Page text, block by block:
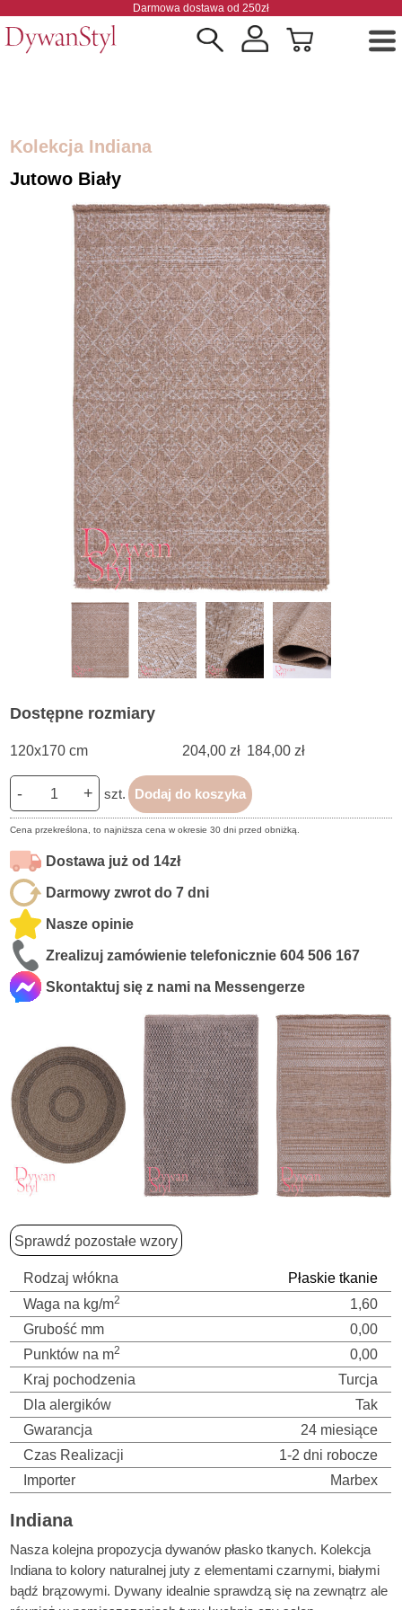
Darmowa dostawa od 250zł
Kolekcja Indiana
Jutowo Biały
Dostępne rozmiary
120x170 cm 204,00 zł 184,00 zł
- + szt. Dodaj do koszyka
Cena przekreślona, to najniższa cena w okresie 30 dni przed obniżką.
Dostawa już od 14zł
Darmowy zwrot do 7 dni
Nasze opinie
Zrealizuj zamówienie telefonicznie604 506 167
Skontaktuj się z nami na Messengerze
Sprawdź pozostałe wzory
Rodzaj włókna
Płaskie tkanie
Waga na kg/m2
1,60
Grubość mm
0,00
Punktów na m2
0,00
Kraj pochodzenia
Turcja
Dla alergików
Tak
Gwarancja
24 miesiące
Czas Realizacji
1-2 dni robocze
Importer
Marbex
Indiana
Nasza kolejna propozycja dywanów płasko tkanych. Kolekcja
Indiana to kolory naturalnej juty z elementami czarnymi, białymi
bądź brązowymi. Dywany idealnie sprawdzą się na zewnątrz ale